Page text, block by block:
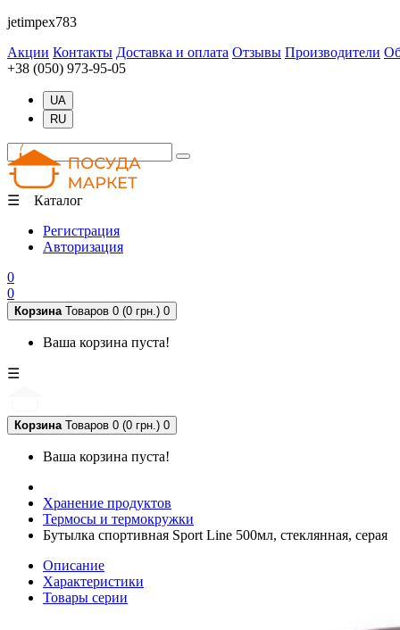
jetimpex783
Акции Контакты Доставка и оплата Отзывы Производители
+38 (050) 973-95-05
UA
RU
☰ Каталог
Регистрация
Авторизация
0
0
Корзина Товаров 0 (0 грн.) 0
Ваша корзина пуста!
☰
Корзина Товаров 0 (0 грн.) 0
Ваша корзина пуста!
Хранение продуктов
Термосы и термокружки
Бутылка спортивная Sport Line 500мл, стеклянная, серая
Описание
Характеристики
Товары серии